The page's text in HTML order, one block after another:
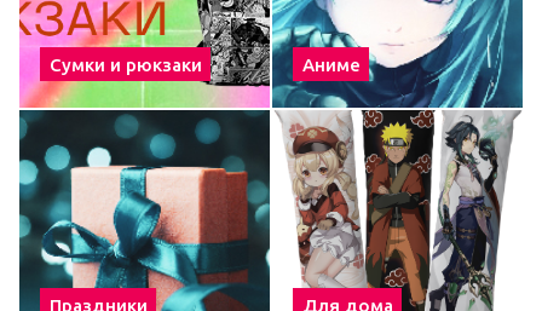
Сумки и рюкзаки Аниме
Праздники Для дома